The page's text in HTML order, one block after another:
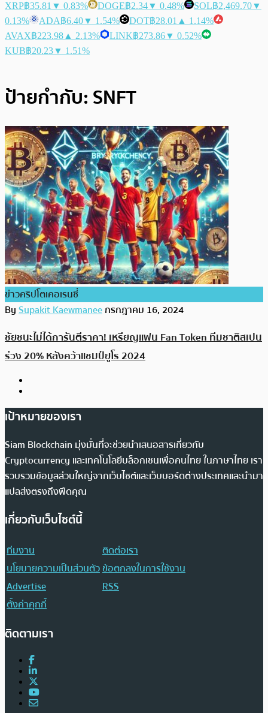
XRP฿35.81 ▼ 0.83% DOGE฿2.34▼ 0.48% SOL฿2,469.70▼
0.13%
ADA฿6.40▼ 1.54% DOT฿28.01 ▲ 1.14%
AVAX฿223.98 ▲ 2.13% LINK฿273.86▼ 0.52%
KUB฿20.23▼ 1.51%
ป้ายกำกับ: SNFT
ข่าวคริปโตเคอเรนซี่
BySupakit Kaewmaneeกรกฎาคม 16, 2024
ชัยชนะไม่ได้การันตีราคา! เหรียญแฟน Fan Token ทีมชาติสเปน
ร่วง 20% หลังคว้าแชมป์ยูโร 2024
เป้าหมายของเรา
Siam Blockchain มุ่งมั่นที่จะช่วยนำเสนอสารเกี่ยวกับ
Cryptocurrency และเทคโนโลยีบล็อกเชนเพื่อคนไทย ในภาษาไทย เรา
รวบรวมข้อมูลส่วนใหญ่จากเว็บไซต์และเว็บบอร์ดต่างประเทศและนำมา
แปลส่งตรงถึงฟีดคุณ
เกี่ยวกับเว็บไซต์นี้
ทีมงาน
ติดต่อเรา
นโยบายความเป็นส่วนตัวข้อตกลงในการใช้งาน
Advertise
RSS
ตั้งค่าคุกกี้
ติดตามเรา